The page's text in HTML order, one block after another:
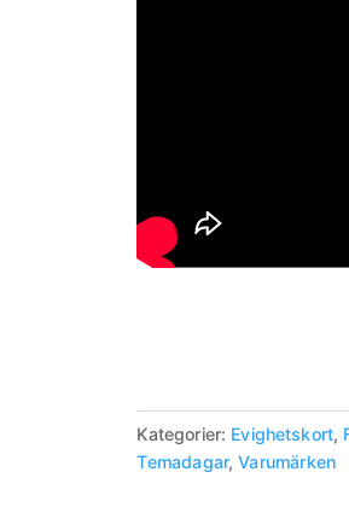
Kategorier: Evighetskort
Temadagar,Varumärken